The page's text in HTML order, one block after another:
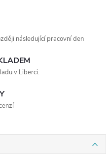
následující pracovní den
v Liberci.